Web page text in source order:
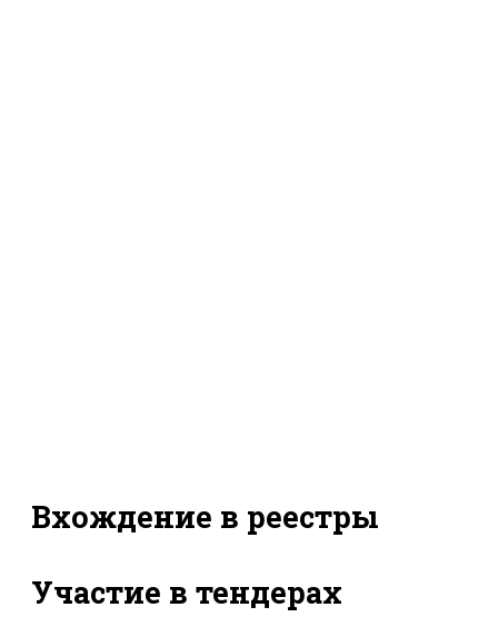
Вхождение в реестры
Участие в тендерах